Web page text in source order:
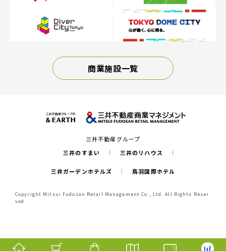
商業施設一覧
三井不動産グループ
三井のすまい
三井のリハウス
三井ガーデンホテルズ 鳥羽国際ホテル
Copyright Mitsui Fudosan Retail Management Co., Ltd. All Rights Reser
ved.